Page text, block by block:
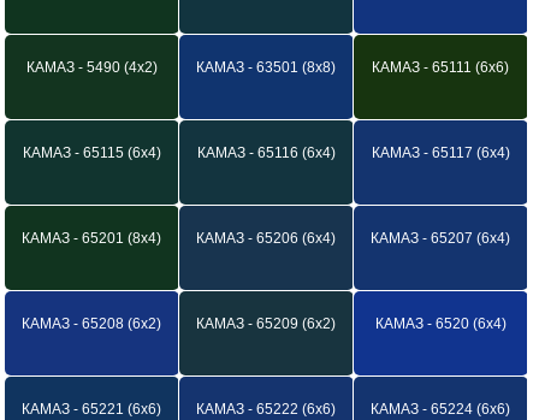
КАМАЗ - 5490 (4х2) КАМАЗ - 63501 (8х8) КАМАЗ - 65111 (6х6)
КАМАЗ - 65115 (6х4) КАМАЗ - 65116 (6х4) КАМАЗ - 65117 (6х4)
КАМАЗ - 65201 (8х4) КАМАЗ - 65206 (6х4) КАМАЗ - 65207 (6х4)
КАМАЗ - 65208 (6х2) КАМАЗ - 65209 (6х2) КАМАЗ - 6520 (6х4)
КАМАЗ - 65221 (6х6) КАМАЗ - 65222 (6х6) КАМАЗ - 65224 (6х6)